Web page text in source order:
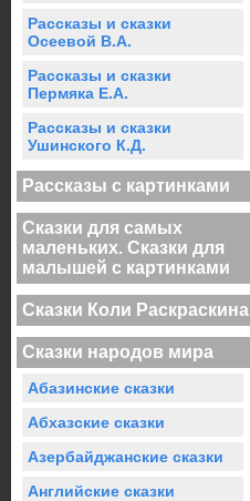
Рассказы и сказки
Осеевой В.А.
Рассказы и сказки
Пермяка Е.А.
Рассказы и сказки
Ушинского К.Д.
Рассказы с картинками
Сказки для самых
маленьких. Сказки для
малышей с картинками
Сказки Коли Раскраскина
Сказки народов мира
Абазинские сказки
Абхазские сказки
Азербайджанские сказки
Английские сказки